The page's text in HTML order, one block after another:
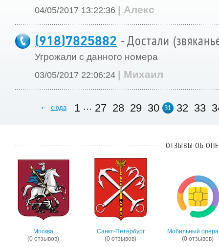
04/05/2017 13:22:36 | Алекс
(918)7825882 - Достали
Угрожали с данного номера
03/05/2017 22:06:24 | Михаил
сюда 1 ... 27 28 29 30 31 32 33
ОТЗЫВЫ ОБ
Москва
(0 отзывов)
Санкт-Петербург
(0 отзывов)
Мобильный
(0 отзывов)